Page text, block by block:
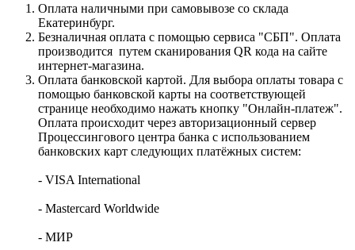
Оплата наличными при самовывозе со склада
Екатеринбург.
Безналичная оплата с помощью сервиса "СБП". Оплата
производится путем сканирования QR кода на сайте
интернет-магазина.
Оплата банковской картой. Для выбора оплаты товара с
помощью банковской карты на соответствующей
странице необходимо нажать кнопку "Онлайн-платеж".
Оплата происходит через авторизационный сервер
Процессингового центра банка с использованием
банковских карт следующих платёжных систем:
- VISA International
- Mastercard Worldwide
- МИР